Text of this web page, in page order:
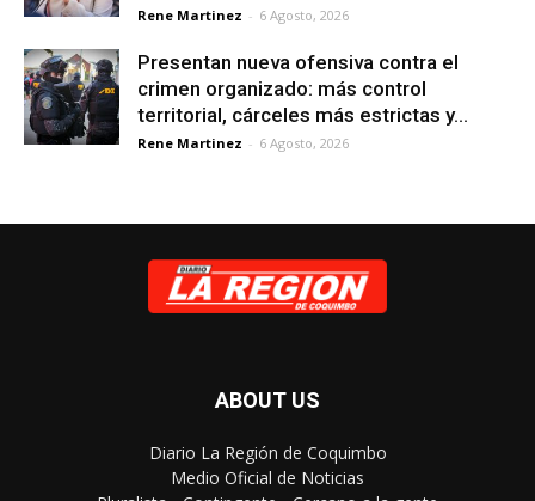
Rene Martinez - 6 Agosto, 2026
Presentan nueva ofensiva contra el
crimen organizado: más control
territorial, cárceles más estrictas y...
Rene Martinez - 6 Agosto, 2026
ABOUT US
Diario La Región de Coquimbo
Medio Oficial de Noticias